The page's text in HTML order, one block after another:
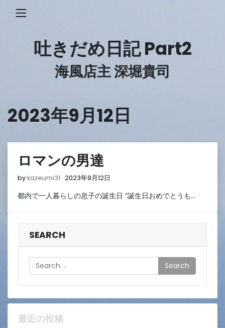
吐きだめ日記 Part2
海風店主 深堀貴司
2023年9月12日
ロマンの男達
bykazeumi31 2023年9月12日
9
都内で一人暮らしの息子の誕生日 “誕生日おめでとうも…
SEARCH
Search
最近の投稿